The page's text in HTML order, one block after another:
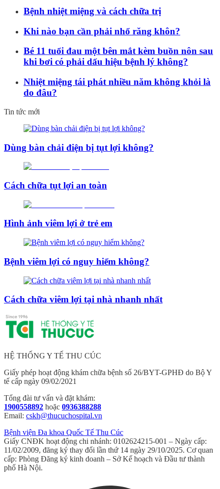
Bệnh nhiệt miệng và cách chữa trị
Khi nào bạn cần phải nhổ răng khôn?
Bé 11 tuổi đau một bên mắt kèm buồn nôn sau
khi bơi có phải dấu hiệu bệnh lý không?
Nhiệt miệng tái phát nhiều năm không khỏi là
do đâu?
Tin tức mới
Dùng bàn chải điện bị tụt lợi không?
Cách chữa tụt lợi an toàn
Hình ảnh viêm lợi ở trẻ em
Bệnh viêm lợi có nguy hiểm không?
Cách chữa viêm lợi tại nhà nhanh nhất
HỆ THỐNG Y TẾ THU CÚC
Giấy phép hoạt động khám chữa bệnh số 26/BYT-GPHĐ do Bộ Y
tế cấp ngày 09/02/2021
Tổng đài tư vấn và đặt khám:
1900558892 hoặc 0936388288
Email: cskh@thucuchospital.vn
Bệnh viện Đa khoa Quốc Tế Thu Cúc
Giấy CNĐK hoạt động chi nhánh: 0102624215-001 – Ngày cấp:
11/02/2009, đăng ký thay đổi lần thứ 14 ngày 29/10/2025. Cơ quan
cấp: Phòng Đăng ký kinh doanh – Sở Kế hoạch và Đầu tư thành
phố Hà Nội.